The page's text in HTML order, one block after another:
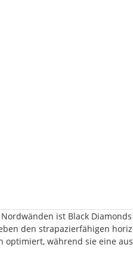
ist Black
den strapazierfähigen
während sie eine